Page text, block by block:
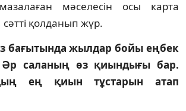
мәселесін осы карта
қолданып жүр.
бағытында жылдар бойы еңбек
Әр саланың өз қиындығы бар.
ең қиын тұстарын атап